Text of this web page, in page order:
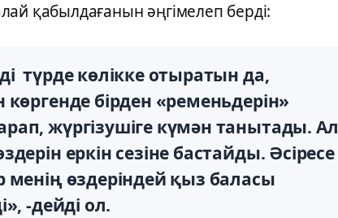
қабылдағанын әңгімелеп берді:
түрде көлікке отыратын да,
бірден «ременьдерін»
жүргізушіге күмән танытады. Ал
еркін сезіне бастайды. Әсіресе
менің өздеріндей қыз баласы
-дейді ол.